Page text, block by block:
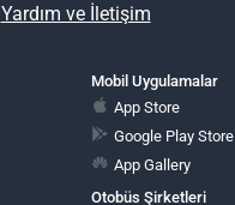
Yardım ve İletişim
Mobil Uygulamalar
App Store
Google Play Store
App Gallery
Otobüs Şirketleri